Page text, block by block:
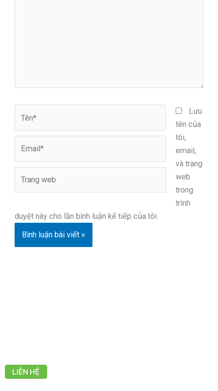
Lưu
tên của
tôi,
email,
và trang
web
trong
trình
duyệt này cho lần bình luận kế tiếp của tôi.
LIÊN HỆ